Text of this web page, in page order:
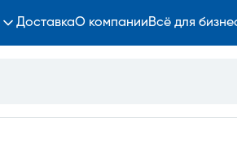
ДоставкаО компанииВсё для